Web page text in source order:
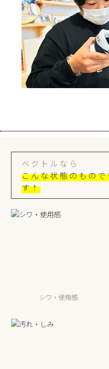
ベクトルなら
こんな状態のもの
す！
シワ・使用感